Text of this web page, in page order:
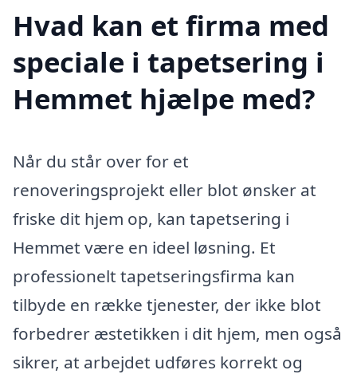
Hvad kan et firma med
speciale i tapetsering i
Hemmet hjælpe med?
Når du står over for et
renoveringsprojekt eller blot ønsker at
friske dit hjem op, kan tapetsering i
Hemmet være en ideel løsning. Et
professionelt tapetseringsfirma kan
tilbyde en række tjenester, der ikke blot
forbedrer æstetikken i dit hjem, men også
sikrer, at arbejdet udføres korrekt og